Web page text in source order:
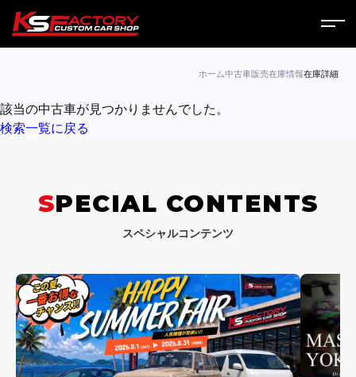
サービス
営業日
お問い合わせ
採用情報
ホーム中古車販売在庫情報在庫詳細
該当の中古車が見つかりませんでした。
検索一覧に戻る
SPECIAL CONTENTS
スペシャルコンテンツ